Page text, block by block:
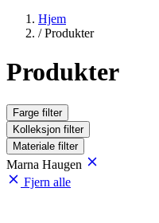
Hjem
/ Produkter
Produkter
Farge filter
Kolleksjon filter
Materiale filter
Marna Haugen
Fjern alle